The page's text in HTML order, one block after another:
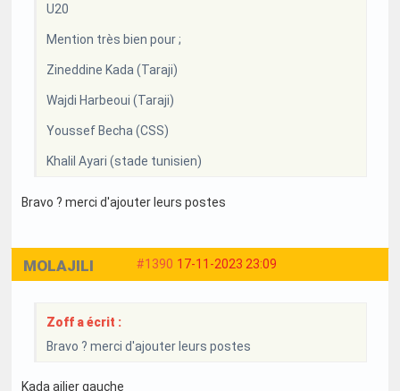
U20
Mention très bien pour ;
Zineddine Kada (Taraji)
Wajdi Harbeoui (Taraji)
Youssef Becha (CSS)
Khalil Ayari (stade tunisien)
Bravo ? merci d'ajouter leurs postes
#1390 17-11-2023 23:09
MOLAJILI
Zoff a écrit :
Bravo ? merci d'ajouter leurs postes
Kada ailier gauche